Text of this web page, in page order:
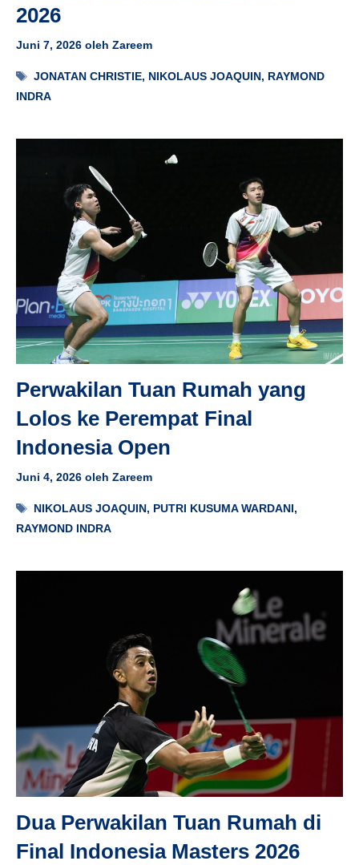
2026
Juni 7, 2026 oleh Zareem
Tag
JONATAN CHRISTIE, NIKOLAUS JOAQUIN, RAYMOND
INDRA
Perwakilan Tuan Rumah yang
Lolos ke Perempat Final
Indonesia Open
Juni 4, 2026 oleh Zareem
Tag
NIKOLAUS JOAQUIN, PUTRI KUSUMA WARDANI,
RAYMOND INDRA
Dua Perwakilan Tuan Rumah di
Final Indonesia Masters 2026